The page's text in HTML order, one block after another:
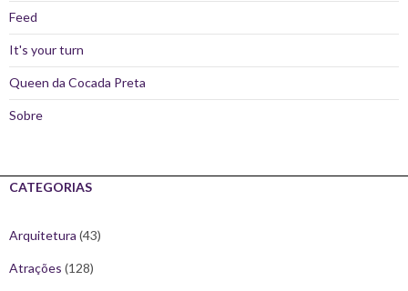
Feed
It's your turn
Queen da Cocada Preta
Sobre
CATEGORIAS
Arquitetura (43)
Atrações (128)